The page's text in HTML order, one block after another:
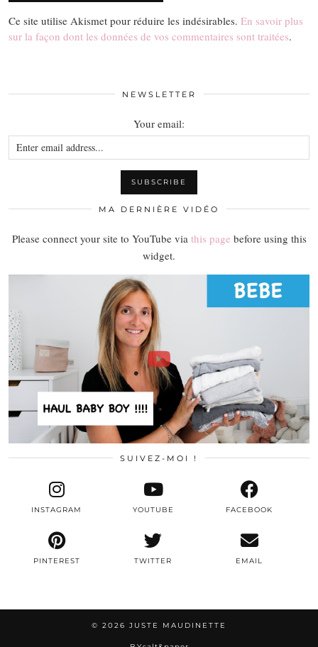
Ce site utilise Akismet pour réduire les indésirables. En savoir plus
sur la façon dont les données de vos commentaires sont traitées.
NEWSLETTER
Your email:
MA DERNIÈRE VIDÉO
Please connect your site to YouTube via this page before using this
widget.
SUIVEZ-MOI !
TWITTER
INSTAGRAM FACEBOOK
PINTEREST
YOUTUBE
EMAIL
© 2026 JUSTE MAUDINETTE